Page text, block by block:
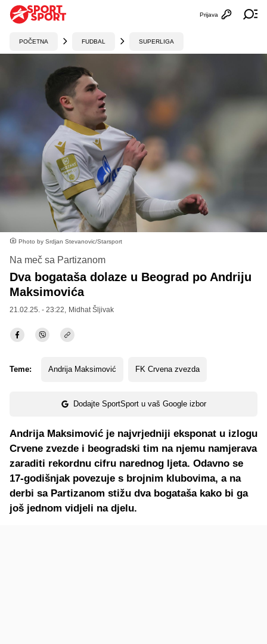
Otvori
Prijava
POČETNA FUDBAL SUPERLIGA
Photo by Srdjan Stevanovic/Starsport
Na meč sa Partizanom
Dva bogataša dolaze u Beograd po Andriju
Maksimovića
21.02.25. - 23:22, Midhat Šljivak
Teme: Andrija Maksimović FK Crvena zvezda
Dodajte SportSport u vaš Google izbor
Andrija Maksimović je najvrjedniji eksponat u izlogu
Crvene zvezde i beogradski tim na njemu namjerava
zaraditi rekordnu cifru narednog ljeta. Odavno se
17-godišnjak povezuje s brojnim klubovima, a na
derbi sa Partizanom stižu dva bogataša kako bi ga
još jednom vidjeli na djelu.